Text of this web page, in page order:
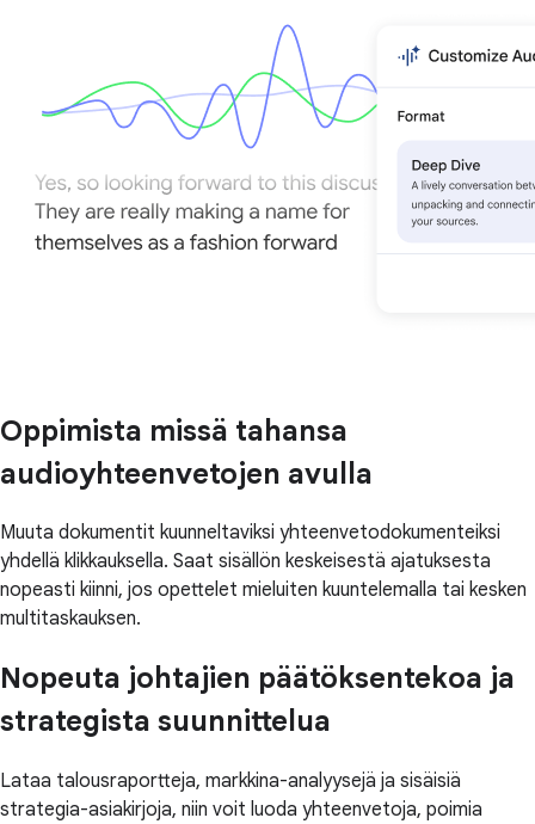
Oppimista missä tahansa
audioyhteenvetojen avulla
Muuta dokumentit kuunneltaviksi yhteenvetodokumenteiksi
yhdellä klikkauksella. Saat sisällön keskeisestä ajatuksesta
nopeasti kiinni, jos opettelet mieluiten kuuntelemalla tai kesken
multitaskauksen.
Nopeuta johtajien päätöksentekoa ja
strategista suunnittelua
Lataa talousraportteja, markkina-analyysejä ja sisäisiä
strategia-asiakirjoja, niin voit luoda yhteenvetoja, poimia